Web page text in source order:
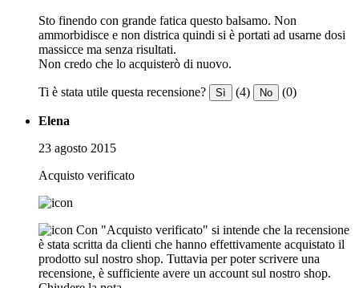
Sto finendo con grande fatica questo balsamo. Non
ammorbidisce e non districa quindi si è portati ad usarne dosi
massicce ma senza risultati.
Non credo che lo acquisterò di nuovo.
Ti è stata utile questa recensione? Sì (4) No (0)
Elena
23 agosto 2015
Acquisto verificato
Con "Acquisto verificato" si intende che la recensione
è stata scritta da clienti che hanno effettivamente acquistato il
prodotto sul nostro shop. Tuttavia per poter scrivere una
recensione, è sufficiente avere un account sul nostro shop.